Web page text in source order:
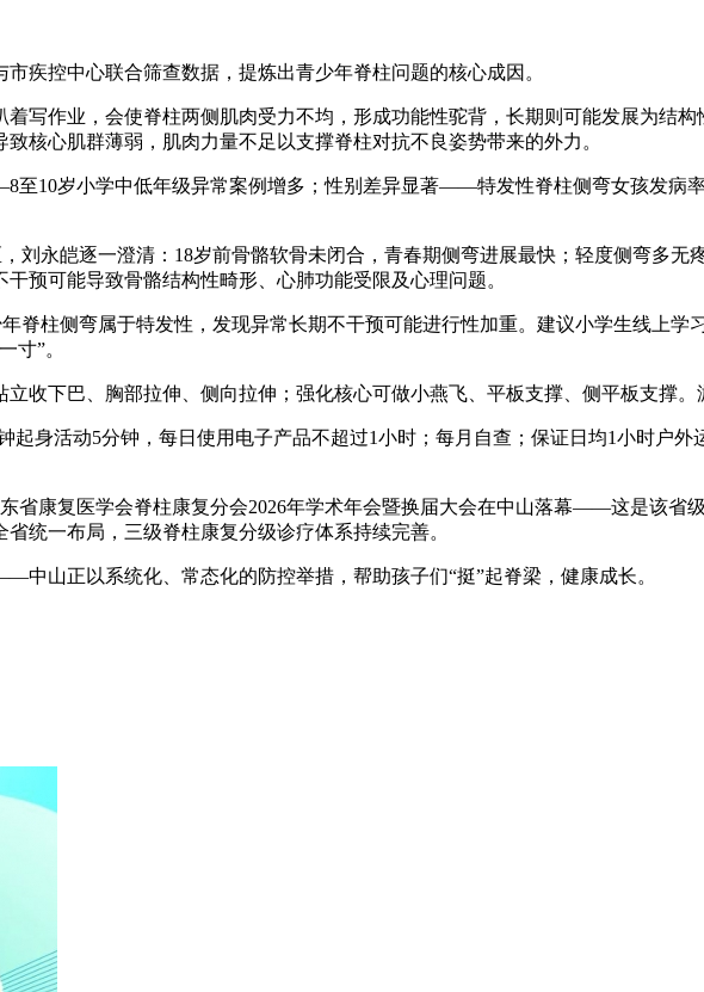
疾控中心联合筛查数据，提炼出青少年脊柱问题的核心成因。
写作业，会使脊柱两侧肌肉受力不均，形成功能性驼背，长期则可能发展为结
核心肌群薄弱，肌肉力量不足以支撑脊柱对抗不良姿势带来的外力。
10岁小学中低年级异常案例增多；性别差异显著——特发性脊柱侧弯女孩发病
刘永皑逐一澄清：18岁前骨骼软骨未闭合，青春期侧弯进展最快；轻度侧弯多无
预可能导致骨骼结构性畸形、心肺功能受限及心理问题。
脊柱侧弯属于特发性，发现异常长期不干预可能进行性加重。建议小学生线上学
寸”。
收下巴、胸部拉伸、侧向拉伸；强化核心可做小燕飞、平板支撑、侧平板支撑。
起身活动5分钟，每日使用电子产品不超过1小时；每月自查；保证日均1小时户
省康复医学会脊柱康复分会2026年学术年会暨换届大会在中山落幕——这是该省
统一布局，三级脊柱康复分级诊疗体系持续完善。
山正以系统化、常态化的防控举措，帮助孩子们“挺”起脊梁，健康成长。